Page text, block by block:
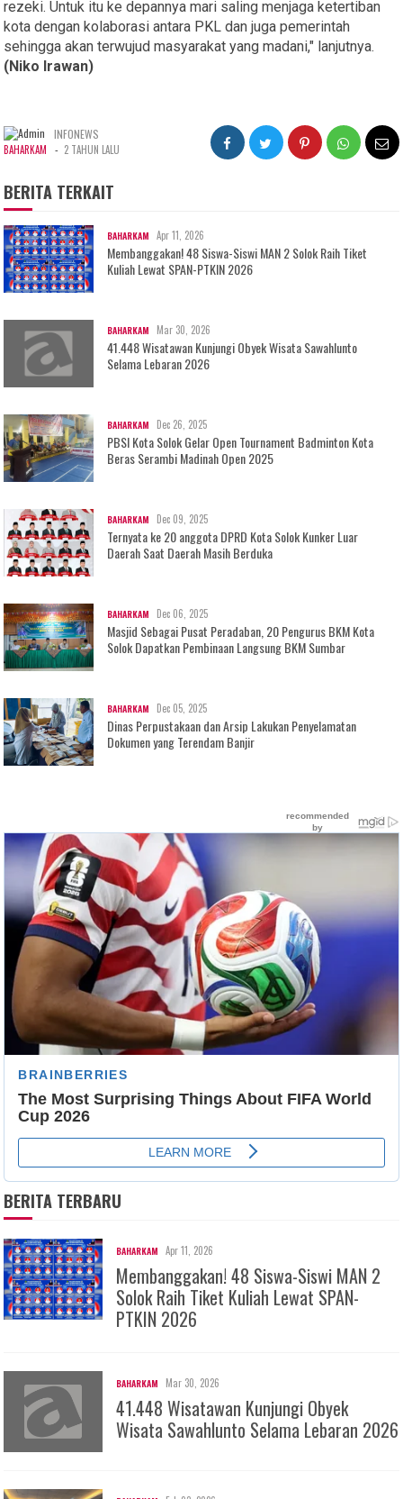
rezeki. Untuk itu ke depannya mari saling menjaga ketertiban
kota dengan kolaborasi antara PKL dan juga pemerintah
sehingga akan terwujud masyarakat yang madani," lanjutnya.
(Niko Irawan)
INFONEWS
BAHARKAM - 2 TAHUN LALU
BERITA TERKAIT
BAHARKAM Apr 11, 2026
Membanggakan! 48 Siswa-Siswi MAN 2 Solok Raih Tiket
Kuliah Lewat SPAN-PTKIN 2026
BAHARKAM Mar 30, 2026
41.448 Wisatawan Kunjungi Obyek Wisata Sawahlunto
Selama Lebaran 2026
BAHARKAM Dec 26, 2025
PBSI Kota Solok Gelar Open Tournament Badminton Kota
Beras Serambi Madinah Open 2025
BAHARKAM Dec 09, 2025
Ternyata ke 20 anggota DPRD Kota Solok Kunker Luar
Daerah Saat Daerah Masih Berduka
BAHARKAM Dec 06, 2025
Masjid Sebagai Pusat Peradaban, 20 Pengurus BKM Kota
Solok Dapatkan Pembinaan Langsung BKM Sumbar
BAHARKAM Dec 05, 2025
Dinas Perpustakaan dan Arsip Lakukan Penyelamatan
Dokumen yang Terendam Banjir
BERITA TERBARU
BAHARKAM Apr 11, 2026
Membanggakan! 48 Siswa-Siswi MAN 2
Solok Raih Tiket Kuliah Lewat SPAN-
PTKIN 2026
BAHARKAM Mar 30, 2026
41.448 Wisatawan Kunjungi Obyek
Wisata Sawahlunto Selama Lebaran 2026